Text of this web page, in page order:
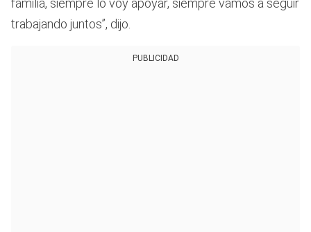
familia, siempre lo voy apoyar, siempre vamos a seguir
trabajando juntos”, dijo.
PUBLICIDAD